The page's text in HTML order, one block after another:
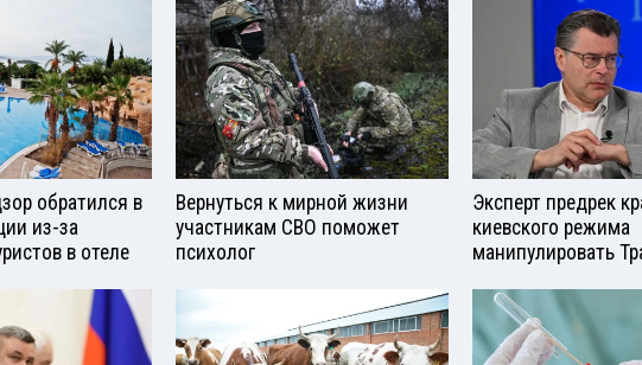
обратился в
из-за
в отеле
Вернуться к мирной жизни
участникам СВО поможет
психолог
Эксперт предрек
киевского режима
манипулировать